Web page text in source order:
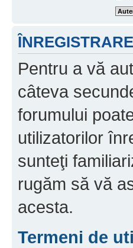
ÎNREGISTRARE
Pentru a vă
câteva
forumului
utilizatorilor
sunteţi
rugăm să vă
acesta.
Termeni de